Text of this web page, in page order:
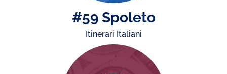
#59 Spoleto
Itinerari Italiani